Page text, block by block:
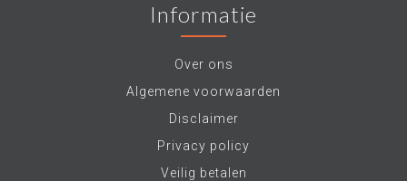
Informatie
Over ons
Algemene voorwaarden
Disclaimer
Privacy policy
Veilig betalen